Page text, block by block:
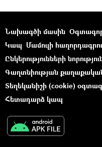
Նախագծի մասին
Կապ Մամուլի
Ընկերությունների
Գաղտնիության
Տեղեկանիշի (cookie)
Հետադարձ կապ